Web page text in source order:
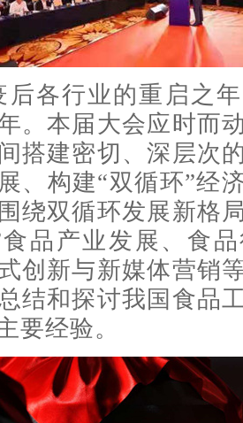
后各行业的重启之
。本届大会应时而
搭建密切、深层次
、构建“双循环”经
绕双循环发展新格
品产业发展、食
创新与新媒体营销
结和探讨我国食品
要经验。